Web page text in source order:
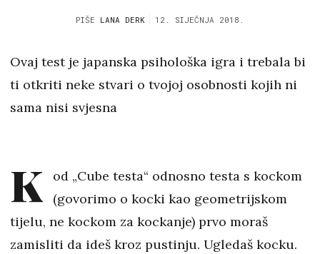
PIŠE LANA DERK 12. SIJEČNJA 2018.
Ovaj test je japanska psihološka igra i trebala bi
ti otkriti neke stvari o tvojoj osobnosti kojih ni
sama nisi svjesna
K
od „Cube testa“ odnosno testa s kockom
(govorimo o kocki kao geometrijskom
tijelu, ne kockom za kockanje) prvo moraš
zamisliti da ideš kroz pustinju. Ugledaš kocku.